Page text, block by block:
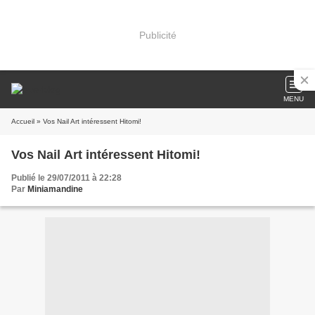
Publicité
MENU
Accueil » Vos Nail Art intéressent Hitomi!
Vos Nail Art intéressent Hitomi!
Publié le 29/07/2011 à 22:28
Par Miniamandine